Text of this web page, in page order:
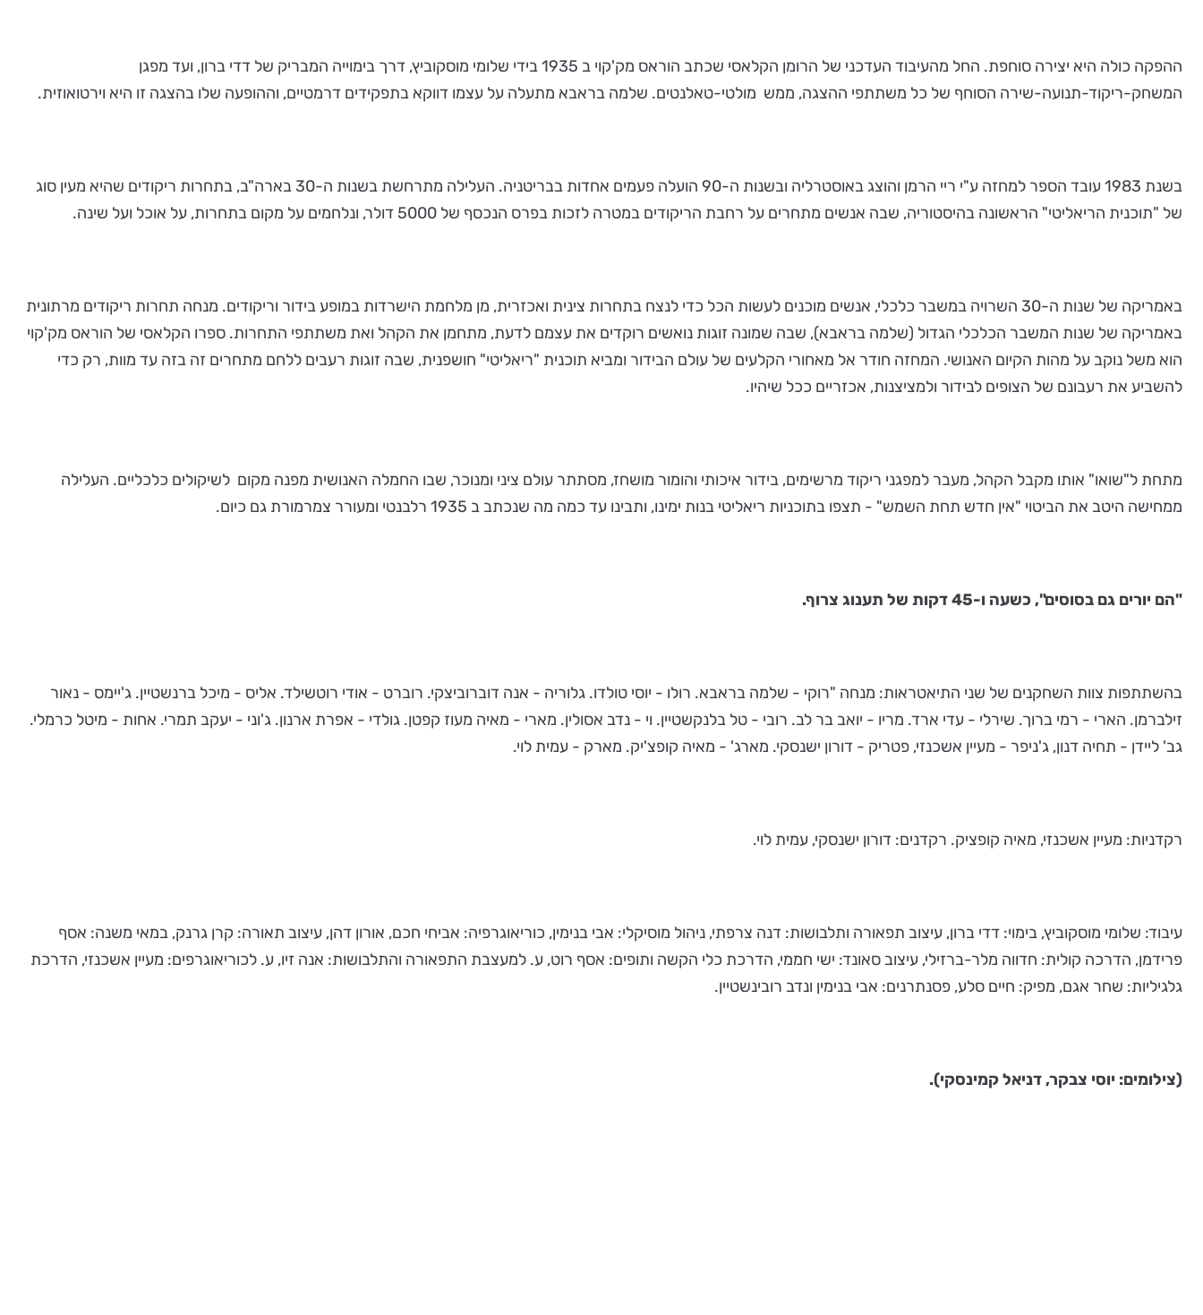
ההפקה כולה היא יצירה סוחפת. החל מהעיבוד העדכני של הרומן הקלאסי שכתב הוראס מק'קוי ב 1935 בידי שלומי מוסקוביץ, דרך בימוייה המבריק של דדי ברון, ועד מפגן
המשחק-ריקוד-תנועה-שירה הסוחף של כל משתתפי ההצגה, ממש מולטי-טאלנטים. שלמה בראבא מתעלה על עצמו דווקא בתפקידים דרמטיים, וההופעה שלו בהצגה זו היא וירטואוזית.
בשנת 1983 עובד הספר למחזה ע"י ריי הרמן והוצג באוסטרליה ובשנות ה-90 הועלה פעמים אחדות בבריטניה. העלילה מתרחשת בשנות ה-30 בארה"ב, בתחרות ריקודים שהיא מעין סוג
של "תוכנית הריאליטי" הראשונה בהיסטוריה, שבה אנשים מתחרים על רחבת הריקודים במטרה לזכות בפרס הנכסף של 5000 דולר, ונלחמים על מקום בתחרות, על אוכל ועל שינה.
באמריקה של שנות ה-30 השרויה במשבר כלכלי, אנשים מוכנים לעשות הכל כדי לנצח בתחרות צינית ואכזרית, מן מלחמת הישרדות במופע בידור וריקודים. מנחה תחרות ריקודים מרתונית
באמריקה של שנות המשבר הכלכלי הגדול (שלמה בראבא), שבה שמונה זוגות נואשים רוקדים את עצמם לדעת, מתחמן את הקהל ואת משתתפי התחרות. ספרו הקלאסי של הוראס מק'קוי
הוא משל נוקב על מהות הקיום האנושי. המחזה חודר אל מאחורי הקלעים של עולם הבידור ומביא תוכנית "ריאליטי" חושפנית, שבה זוגות רעבים ללחם מתחרים זה בזה עד מוות, רק כדי
להשביע את רעבונם של הצופים לבידור ולמציצנות, אכזריים ככל שיהיו.
מתחת ל"שואו" אותו מקבל הקהל, מעבר למפגני ריקוד מרשימים, בידור איכותי והומור מושחז, מסתתר עולם ציני ומנוכר, שבו החמלה האנושית מפנה מקום לשיקולים כלכליים. העלילה
ממחישה היטב את הביטוי "אין חדש תחת השמש" - תצפו בתוכניות ריאליטי בנות ימינו, ותבינו עד כמה מה שנכתב ב 1935 רלבנטי ומעורר צמרמורת גם כיום.
"הם יורים גם בסוסים", כשעה ו-45 דקות של תענוג צרוף.
בהשתתפות צוות השחקנים של שני התיאטראות: מנחה "רוקי - שלמה בראבא. רולו - יוסי טולדו. גלוריה - אנה דוברוביצקי. רוברט - אודי רוטשילד. אליס - מיכל ברנשטיין. ג'יימס - נאור
זילברמן. הארי - רמי ברוך. שירלי - עדי ארד. מריו - יואב בר לב. רובי - טל בלנקשטיין. וי - נדב אסולין. מארי - מאיה מעוז קפטן. גולדי - אפרת ארנון. ג'וני - יעקב תמרי. אחות - מיטל כרמלי.
גב' ליידן - תחיה דנון, ג'ניפר - מעיין אשכנזי, פטריק - דורון ישנסקי. מארג' - מאיה קופצ'יק. מארק - עמית לוי.
רקדניות: מעיין אשכנזי, מאיה קופציק. רקדנים: דורון ישנסקי, עמית לוי.
עיבוד: שלומי מוסקוביץ, בימוי: דדי ברון, עיצוב תפאורה ותלבושות: דנה צרפתי, ניהול מוסיקלי: אבי בנימין, כוריאוגרפיה: אביחי חכם, אורון דהן, עיצוב תאורה: קרן גרנק, במאי משנה: אסף
פרידמן, הדרכה קולית: חדווה מלר-ברזילי, עיצוב סאונד: ישי חממי, הדרכת כלי הקשה ותופים: אסף רוט, ע. למעצבת התפאורה והתלבושות: אנה זיו, ע. לכוריאוגרפים: מעיין אשכנזי, הדרכת
גלגיליות: שחר אגם, מפיק: חיים סלע, פסנתרנים: אבי בנימין ונדב רובינשטיין.
(צילומים: יוסי צבקר, דניאל קמינסקי).